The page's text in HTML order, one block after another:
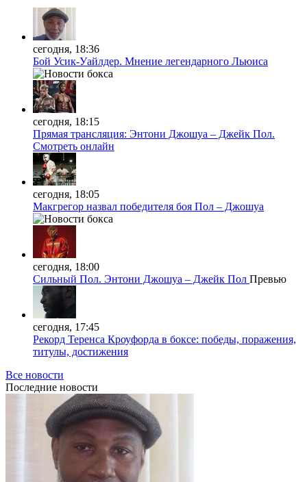
сегодня, 18:36
Бой Усик-Уайлдер. Мнение легендарного Льюиса
сегодня, 18:15
Прямая трансляция: Энтони Джошуа – Джейк Пол.
Смотреть онлайн
сегодня, 18:05
Макгрегор назвал победителя боя Пол – Джошуа
сегодня, 18:00
Сильный Пол. Энтони Джошуа – Джейк Пол Превью
сегодня, 17:45
Рекорд Теренса Кроуфорда в боксе: победы, поражения,
титулы, достижения
Все новости
Последние новости